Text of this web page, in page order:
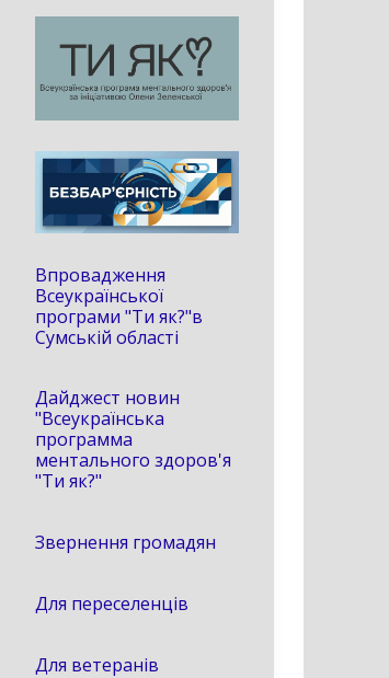
Впровадження
Всеукраїнської
програми "Ти як?"в
Сумській області
Дайджест новин
"Всеукраїнська
программа
ментального здоров'я
"Ти як?"
Звернення громадян
Для переселенців
Для ветеранів